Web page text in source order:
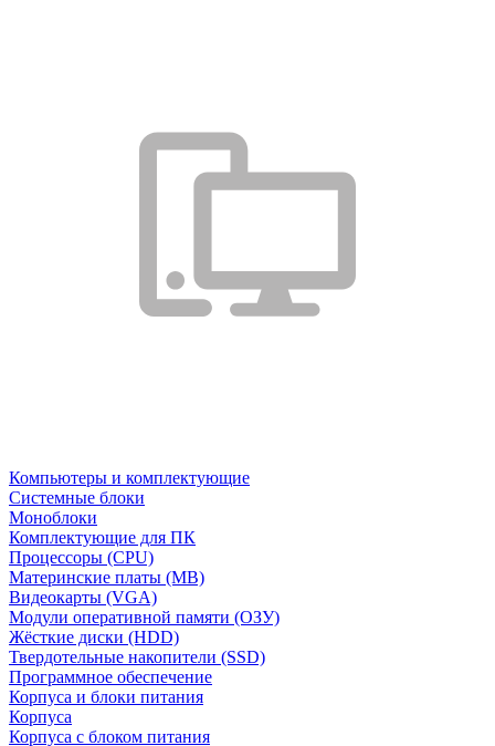
Компьютеры и комплектующие
Системные блоки
Моноблоки
Комплектующие для ПК
Процессоры (CPU)
Материнские платы (MB)
Видеокарты (VGA)
Модули оперативной памяти (ОЗУ)
Жёсткие диски (HDD)
Твердотельные накопители (SSD)
Программное обеспечение
Корпуса и блоки питания
Корпуса
Корпуса с блоком питания